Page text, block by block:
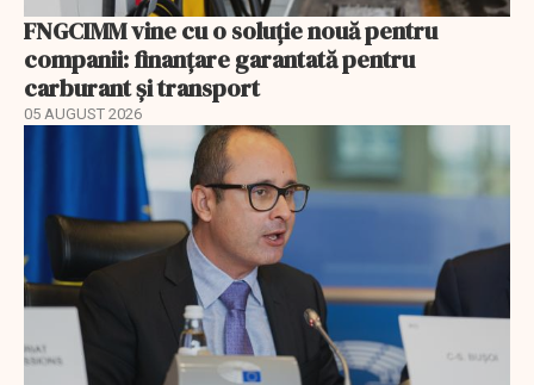
FNGCIMM vine cu o soluție nouă pentru
companii: finanțare garantată pentru
carburant și transport
05 AUGUST 2026